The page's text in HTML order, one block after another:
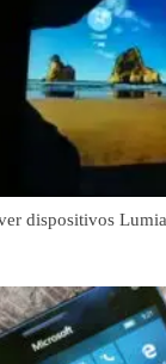
dispositivos